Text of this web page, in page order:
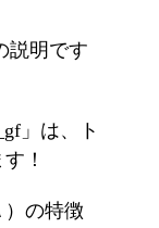
説明です
」は、ト
！
の特徴